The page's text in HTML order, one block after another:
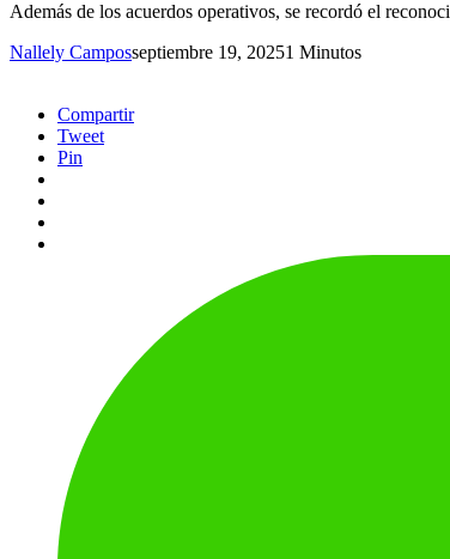
Además de los acuerdos operativos, se recordó el
Nallely Camposseptiembre 19, 20251 Minutos
Compartir
Tweet
Pin